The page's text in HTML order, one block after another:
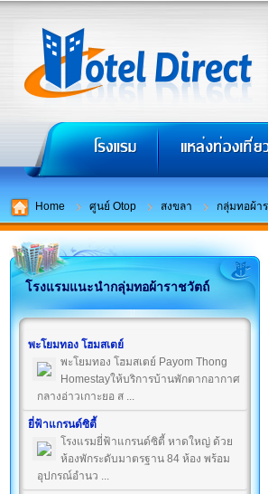
Home ศูนย์ Otop สงขลา กลุ่มทอผ้า
โรงแรมแนะนำกลุ่มทอผ้าราชวัตถ์
พะโยมทอง โฮมสเตย์
พะโยมทอง โฮมสเตย์ Payom Thong
Homestayให้บริการบ้านพักตากอากาศ
กลางอ่าวเกาะยอ ส ...
ยี่ฟ้าแกรนด์ซิตี้
โรงแรมยี่ฟ้าแกรนด์ซิตี้ หาดใหญ่ ด้วย
ห้องพักระดับมาตรฐาน 84 ห้อง พร้อม
อุปกรณ์อำนว ...